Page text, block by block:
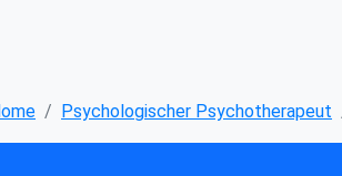
Psychologischer Psychotherapeut